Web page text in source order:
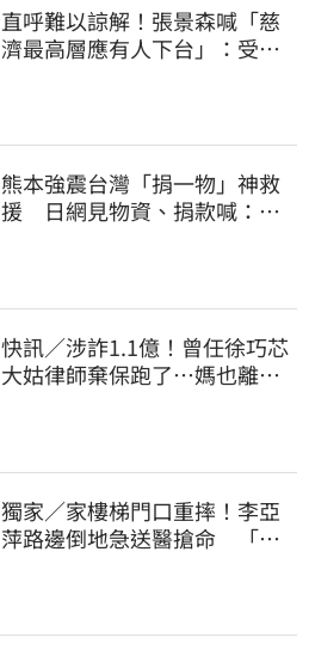
直呼難以諒解！張景森喊「慈
濟最高層應有人下台」：受害
熊本強震台灣「捐一物」神救
援 日網見物資、捐款喊：給
快訊／涉詐1.1億！曾任徐巧芯
大姑律師棄保跑了…媽也離
獨家／家樓梯門口重摔！李亞
萍路邊倒地急送醫搶命 「最